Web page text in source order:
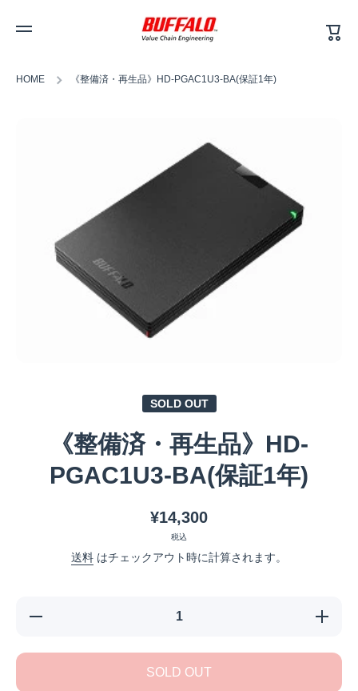
ー
ト
HOME 《整備済・再生品》HD-PGAC1U3-BA(保証1年)
SOLD OUT
《整備済・再生品》HD-
PGAC1U3-BA(保証1年)
¥14,300
税込
送料 はチェックアウト時に計算されます。
《整備
PGAC1U3-
《整備
年)の数
SOLD OUT